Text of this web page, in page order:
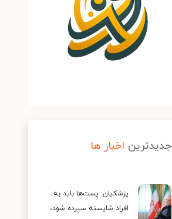
جدیدترین اخبار ها
پزشکیان: پست‌ها باید به
افراد شایسته سپرده شود،